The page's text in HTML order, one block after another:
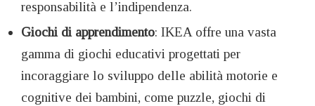
responsabilità e l’indipendenza.
Giochi di apprendimento: IKEA offre una vasta
gamma di giochi educativi progettati per
incoraggiare lo sviluppo delle abilità motorie e
cognitive dei bambini, come puzzle, giochi di